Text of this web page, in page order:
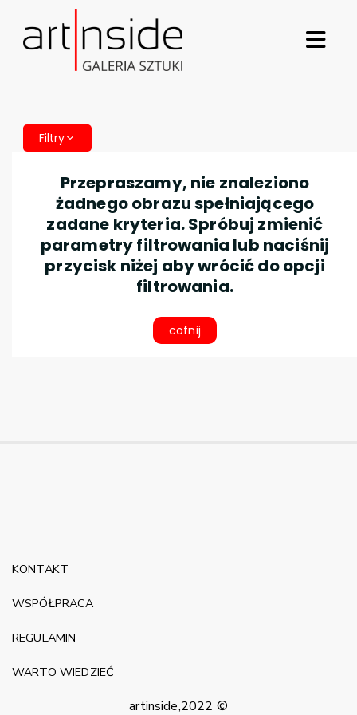
Filtry
Przepraszamy, nie znaleziono
żadnego obrazu spełniającego
zadane kryteria. Spróbuj zmienić
parametry filtrowania lub naciśnij
przycisk niżej aby wrócić do opcji
filtrowania.
cofnij
artinside,2022 ©
KONTAKT
WSPÓŁPRACA
REGULAMIN
WARTO WIEDZIEĆ